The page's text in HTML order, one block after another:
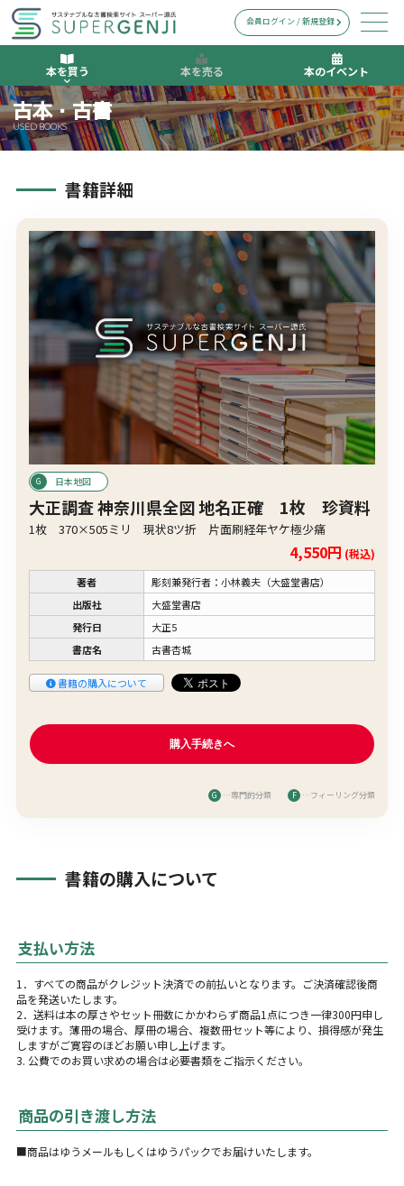
本を買う 本を売る 本のイベント
会員ログイン / 新規登録
古本・古書
USED BOOKS
書籍詳細
日本地図
大正調査 神奈川県全図 地名正確 1枚 珍資料
1枚 370×505ミリ 現状8ツ折 片面刷経年ヤケ極少痛
4,550円 (税込)
著者
彫刻兼発行者：小林義夫（大盛堂書店）
出版社
大盛堂書店
発行日
大正5
書店名
古書杏城
書籍の購入について
G …専門的分類 F …フィーリング分類
書籍の購入について
支払い方法
1．すべての商品がクレジット決済での前払いとなります。ご決済確認後商
品を発送いたします。
2．送料は本の厚さやセット冊数にかかわらず商品1点につき一律300円申し
受けます。薄冊の場合、厚冊の場合、複数冊セット等により、損得感が発生
しますがご寛容のほどお願い申し上げます。
3. 公費でのお買い求めの場合は必要書類をご指示ください。
商品の引き渡し方法
■商品はゆうメールもしくはゆうパックでお届けいたします。